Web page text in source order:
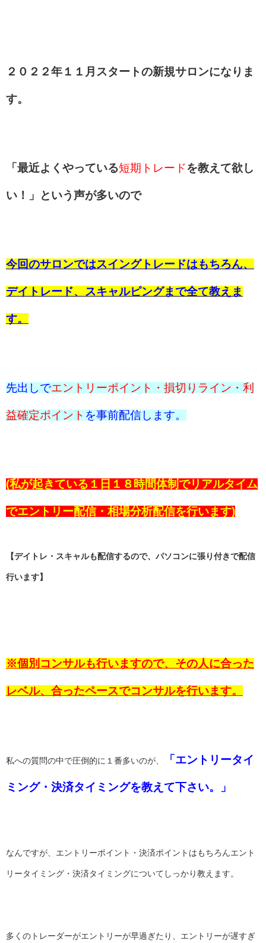
２０２２年１１月スタートの新規サロンになりま
す。
「最近よくやっている短期トレード を教えて欲し
い！」という声が多いので
今回のサロンではスイングトレードはもちろん、
デイトレード、スキャルピングまで全て教えま
す。
先出しでエントリーポイント・損切りライン・利
益確定ポイント を事前配信します。
(私が起きている１日１８時間体制でリアルタイム
でエントリー配信・相場分析配信を行います)
【デイトレ・スキャルも配信するので、パソコンに張り付きで配信
行います】
※個別コンサルも行いますので、その人に合った
レベル、合ったペースでコンサルを行います。
私への質問の中で圧倒的に１番多いのが、 「エントリータイ
ミング・決済タイミングを教えて下さい。」
なんですが、エントリーポイント・決済ポイントはもちろんエント
リータイミング・決済タイミングについてしっかり教えます。
多くのトレーダーがエントリーが早過ぎたり、エントリーが遅すぎ